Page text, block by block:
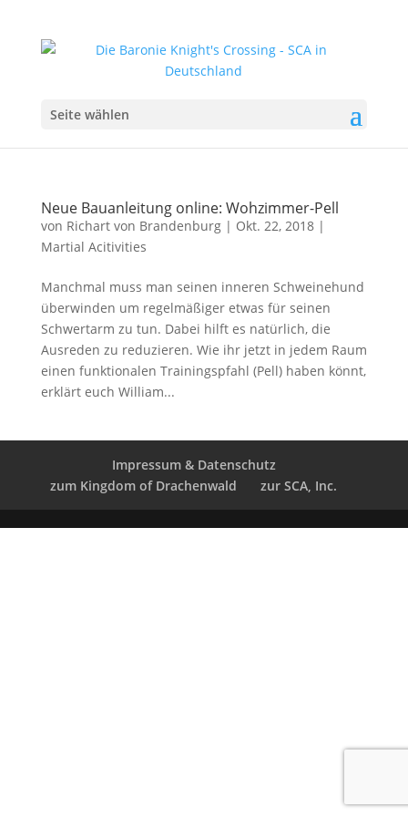
Seite wählen
Neue Bauanleitung online: Wohzimmer-Pell
von Richart von Brandenburg| Okt. 22, 2018|
Martial Acitivities
Manchmal muss man seinen inneren Schweinehund
überwinden um regelmäßiger etwas für seinen
Schwertarm zu tun. Dabei hilft es natürlich, die
Ausreden zu reduzieren. Wie ihr jetzt in jedem Raum
einen funktionalen Trainingspfahl (Pell) haben könnt,
erklärt euch William...
Impressum & Datenschutz
zum Kingdom of Drachenwald
zur SCA, Inc.